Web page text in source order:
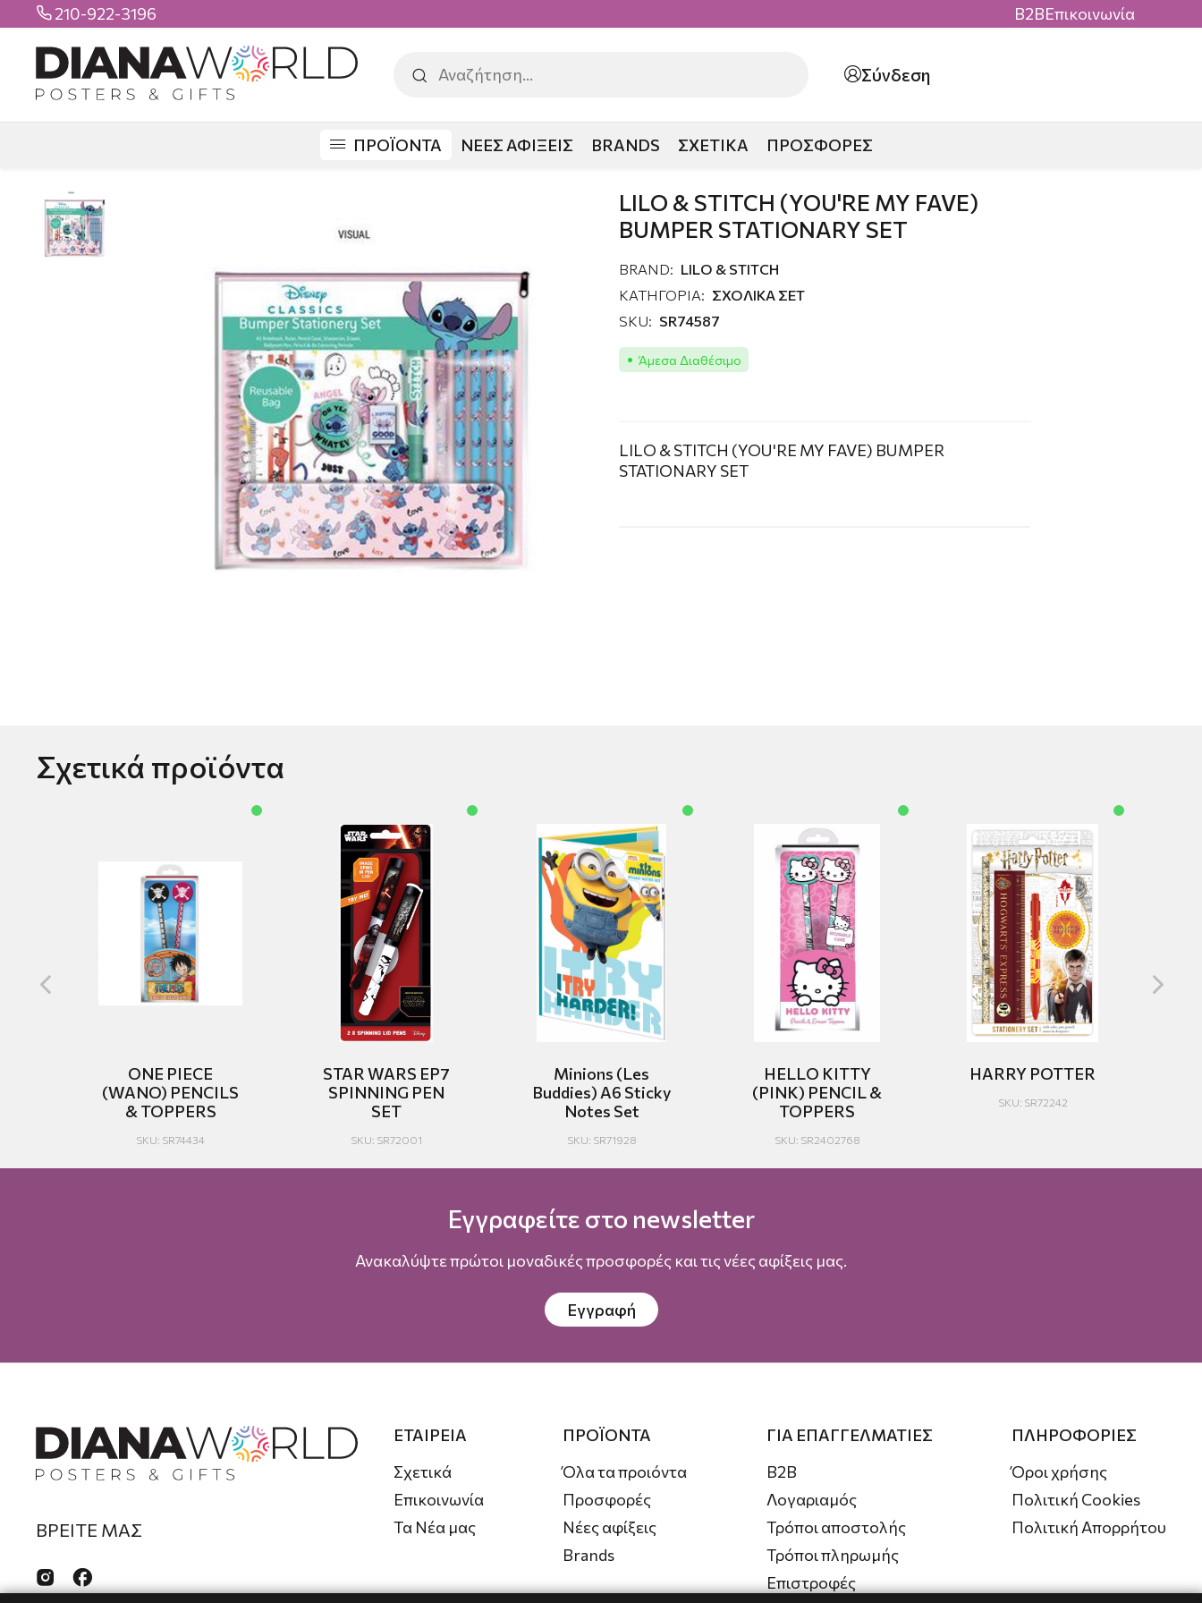
 210-922-3196 B2BΕπικοινωνία
Σύνδεση
ΠΡΟΪΟΝΤΑ ΝΕΕΣ ΑΦΙΞΕΙΣ BRANDS ΣΧΕΤΙΚΑ ΠΡΟΣΦΟΡΕΣ
LILO & STITCH (YOU'RE MY FAVE)
BUMPER STATIONARY SET
BRAND: LILO & STITCH
ΚΑΤΗΓΟΡΙΑ: ΣΧΟΛΙΚΑ ΣΕΤ
SKU: SR74587
Άμεσα Διαθέσιμο
LILO & STITCH (YOU'RE MY FAVE) BUMPER
STATIONARY SET
Σχετικά προϊόντα
ONE PIECE
(WANO) PENCILS
& TOPPERS
SKU: SR74434
STAR WARS EP7
SPINNING PEN
SET
SKU: SR72001
Minions (Les
Buddies) A6 Sticky
Notes Set
SKU: SR71928
HELLO KITTY
(PINK) PENCIL &
TOPPERS
SKU: SR2402768
HARRY POTTER
SKU: SR72242
Εγγραφείτε στο newsletter
Ανακαλύψτε πρώτοι μοναδικές προσφορές και τις νέες αφίξεις μας.
Εγγραφή
ΒΡΕΙΤΕ ΜΑΣ
 
ΕΤΑΙΡΕΙΑ
Σχετικά
Επικοινωνία
Τα Νέα μας
ΠΡΟΪΟΝΤΑ
Όλα τα προιόντα
Προσφορές
Νέες αφίξεις
Brands
ΓΙΑ ΕΠΑΓΓΕΛΜΑΤΙΕΣ
B2B
Λογαριαμός
Τρόποι αποστολής
Τρόποι πληρωμής
Επιστροφές
ΠΛΗΡΟΦΟΡΙΕΣ
Όροι χρήσης
Πολιτική Cookies
Πολιτική Απορρήτου